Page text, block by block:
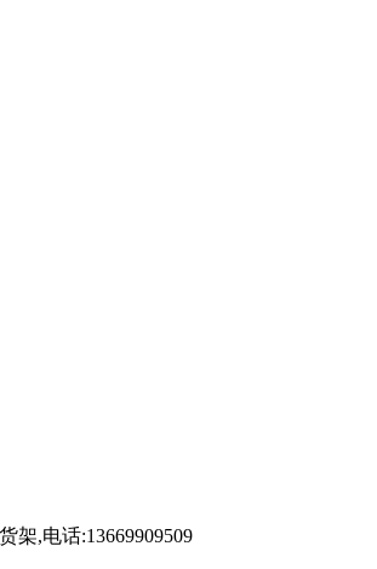
,电话:13669909509